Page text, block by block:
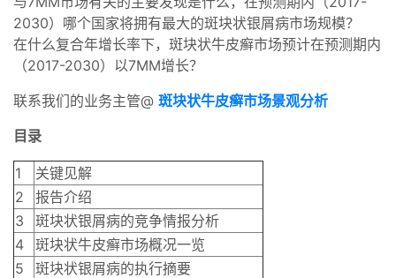
2030）哪个国家将拥有最大的斑块状银屑病市场规模？
在什么复合年增长率下，斑块状牛皮癣市场预计在预测期内
（2017-2030）以7MM增长？
联系我们的业务主管@ 斑块状牛皮癣市场景观分析
目录
1
关键见解
2
报告介绍
3
斑块状银屑病的竞争情报分析
4
斑块状牛皮癣市场概况一览
5
斑块状银屑病的执行摘要